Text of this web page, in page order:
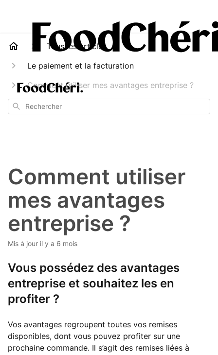
Tous les articles
Le paiement et la facturation
Comment utiliser mes avantages entreprise ?
Rechercher
Comment utiliser
mes avantages
entreprise ?
Mis à jour il y a 6 mois
Vous possédez des avantages
entreprise et souhaitez les en
profiter ?
Vos avantages regroupent toutes vos remises
disponibles, dont vous pouvez profiter sur une
prochaine commande. Il s’agit des remises liées à